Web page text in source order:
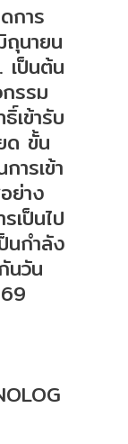
การ
นายน
ป็นต้น
รรม
ข้ารับ
ด ขั้น
ารเข้า
ย่าง
เป็นไป
นกำลัง
นวัน